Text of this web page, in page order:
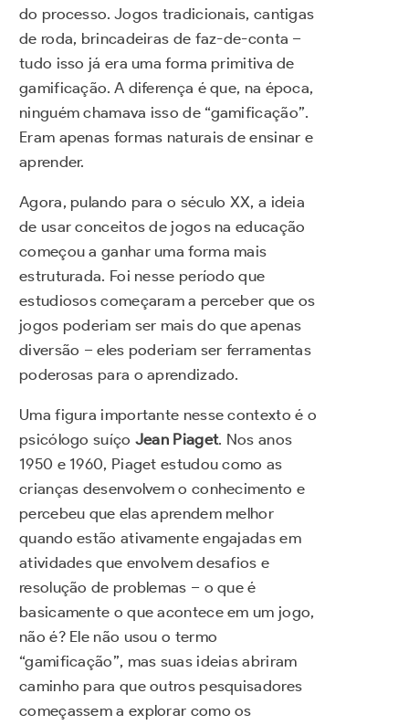
do processo. Jogos tradicionais, cantigas
de roda, brincadeiras de faz-de-conta –
tudo isso já era uma forma primitiva de
gamificação. A diferença é que, na época,
ninguém chamava isso de “gamificação”.
Eram apenas formas naturais de ensinar e
aprender.
Agora, pulando para o século XX, a ideia
de usar conceitos de jogos na educação
começou a ganhar uma forma mais
estruturada. Foi nesse período que
estudiosos começaram a perceber que os
jogos poderiam ser mais do que apenas
diversão – eles poderiam ser ferramentas
poderosas para o aprendizado.
Uma figura importante nesse contexto é o
psicólogo suíço Jean Piaget. Nos anos
1950 e 1960, Piaget estudou como as
crianças desenvolvem o conhecimento e
percebeu que elas aprendem melhor
quando estão ativamente engajadas em
atividades que envolvem desafios e
resolução de problemas – o que é
basicamente o que acontece em um jogo,
não é? Ele não usou o termo
“gamificação”, mas suas ideias abriram
caminho para que outros pesquisadores
começassem a explorar como os